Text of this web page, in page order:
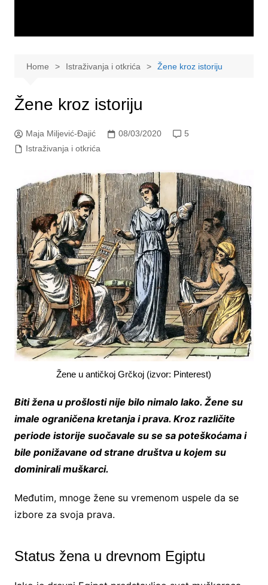
Home Istraživanja i otkrića Žene kroz istoriju
Žene kroz istoriju
Maja Miljević-Đajić 08/03/2020
5
Istraživanja i otkrića
Žene u antičkoj Grčkoj (izvor: Pinterest)
Biti žena u prošlosti nije bilo nimalo lako. Žene su
imale ograničena kretanja i prava. Kroz različite
periode istorije suočavale su se sa poteškoćama i
bile ponižavane od strane društva u kojem su
dominirali muškarci.
Međutim, mnoge žene su vremenom uspele da se
izbore za svoja prava.
Status žena u drevnom Egiptu